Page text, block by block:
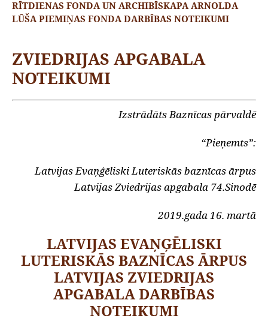
RĪTDIENAS FONDA UN ARCHIBĪSKAPA ARNOLDA
LŪŠA PIEMIŅAS FONDA DARBĪBAS NOTEIKUMI
ZVIEDRIJAS APGABALA
NOTEIKUMI
Izstrādāts Baznīcas pārvaldē
“Pieņemts”:
Latvijas Evaņģēliski Luteriskās baznīcas ārpus
Latvijas Zviedrijas apgabala 74.Sinodē
2019.gada 16. martā
LATVIJAS EVAŅĢĒLISKI
LUTERISKĀS BAZNĪCAS ĀRPUS
LATVIJAS ZVIEDRIJAS
APGABALA DARBĪBAS
NOTEIKUMI